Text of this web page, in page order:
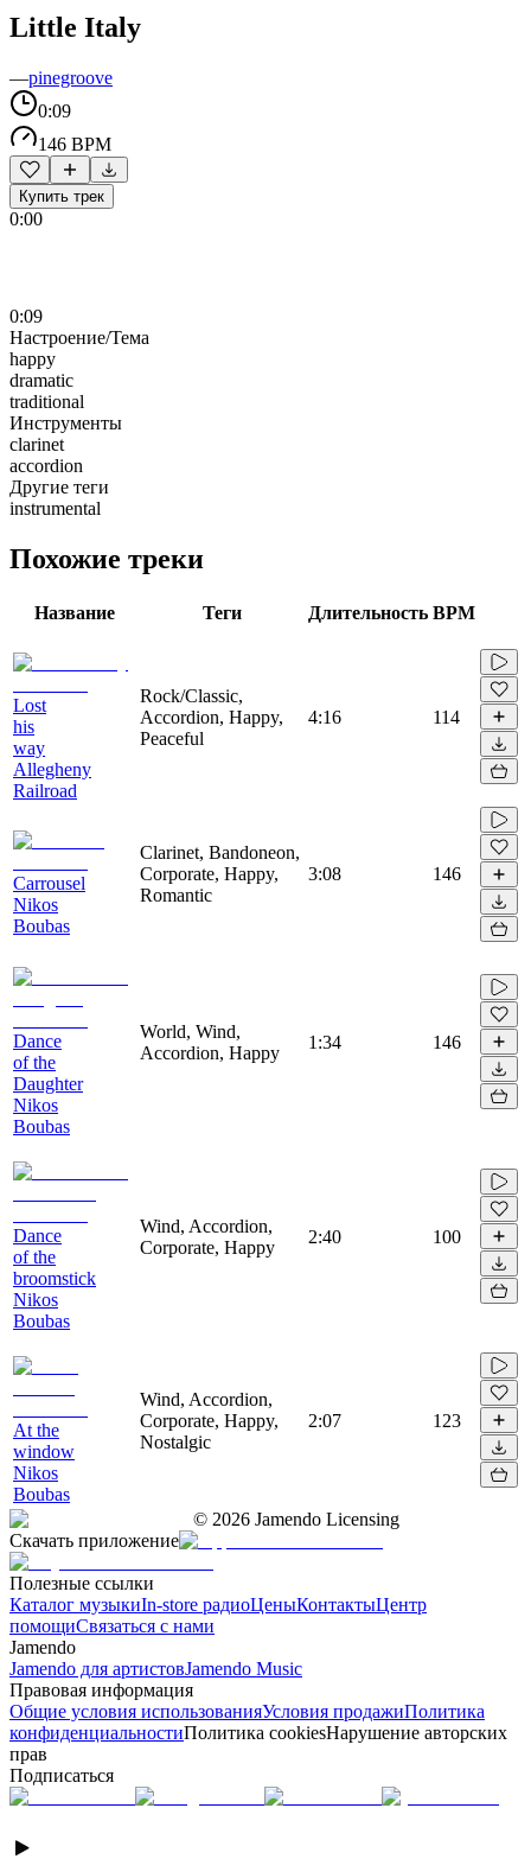
Little Italy
—pinegroove
0:09
146 BPM
Купить трек
0:00
0:09
Настроение/Тема
happy
dramatic
traditional
Инструменты
clarinet
accordion
Другие теги
instrumental
Похожие треки
Название Теги Длительность BPM
Lost
his
way
Allegheny
Railroad
Rock/Classic,
Accordion, Happy,
Peaceful
4:16 114
Carrousel
Nikos
Boubas
Clarinet, Bandoneon,
Corporate, Happy,
Romantic
3:08 146
Dance
of the
Daughter
Nikos
Boubas
World, Wind,
Accordion, Happy
1:34 146
Dance
of the
broomstick
Nikos
Boubas
Wind, Accordion,
Corporate, Happy
2:40 100
At the
window
Nikos
Boubas
Wind, Accordion,
Corporate, Happy,
Nostalgic
2:07 123
© 2026 Jamendo Licensing
Скачать приложение
Полезные ссылки
Каталог музыкиIn-store радиоЦеныКонтактыЦентр
помощиСвязаться с нами
Jamendo
Jamendo для артистовJamendo Music
Правовая информация
Общие условия использованияУсловия продажиПолитика
конфиденциальностиПолитика cookiesНарушение авторских
прав
Подписаться